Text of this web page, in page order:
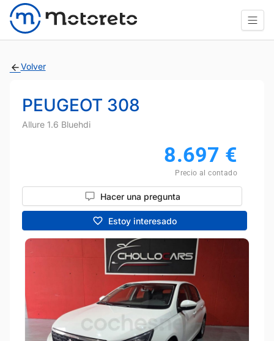
Volver
PEUGEOT 308
Allure 1.6 Bluehdi
8.697 €
Precio al contado
Hacer una pregunta
Estoy interesado